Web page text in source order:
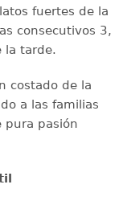
fuertes de la
consecutivos 3,
la tarde.
costado de la
a las familias
pura pasión